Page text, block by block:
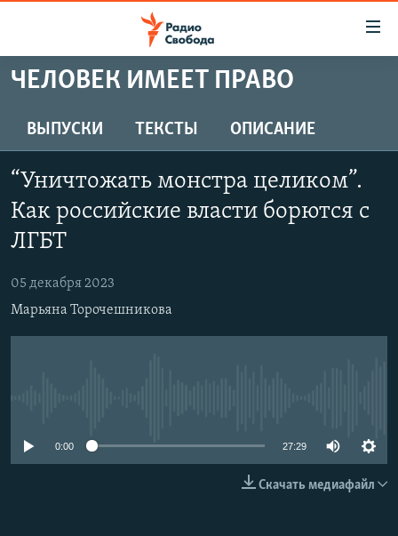
упрощенного
Вернуться
к
основному
содержанию
Вернутся
навигации
Вернутся
ПОДКАСТЫ
ЦИТАТЫ СВОБОДЫ
МНЕНИЯ
IDEL.РЕАЛИИ
КАВКАЗ.РЕАЛИИ
ПОДПИШИТЕСЬ НА РАССЫЛКУ
ЧЕЛОВЕК ИМЕЕТ ПРАВО
ВЫПУСКИ ТЕКСТЫ ОПИСАНИЕ
“Уничтожать монстра целиком”.
Как российские власти борются с
ЛГБТ
05 декабря 2023
Марьяна Торочешникова
0:00 27:29
Скачать медиафайл